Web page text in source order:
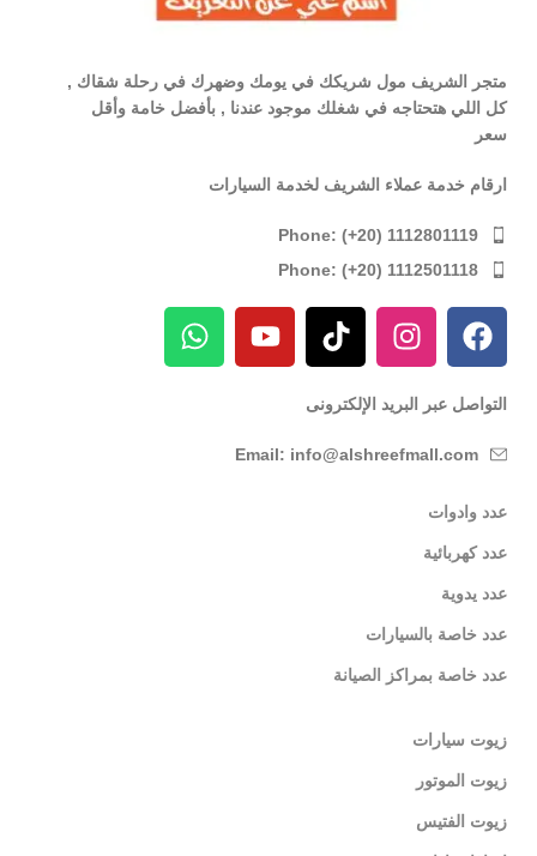
متجر الشريف مول شريكك في يومك وضهرك في رحلة شقاك ,
كل اللي هتحتاجه في شغلك موجود عندنا , بأفضل خامة وأقل
سعر
ارقام خدمة عملاء الشريف لخدمة السيارات
Phone: (+20) 1112801119
Phone: (+20) 1112501118
التواصل عبر البريد الإلكترونى
Email: info@alshreefmall.com
عدد وادوات
عدد كهربائية
عدد يدوية
عدد خاصة بالسيارات
عدد خاصة بمراكز الصيانة
زيوت سيارات
زيوت الموتور
زيوت الفتيس